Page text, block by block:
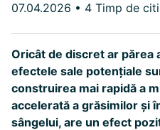
07.04.2026 • 4 Timp de
Oricât de discret ar părea
efectele sale potențiale
construirea mai rapidă a
accelerată a grăsimilor și
sângelui, are un efect